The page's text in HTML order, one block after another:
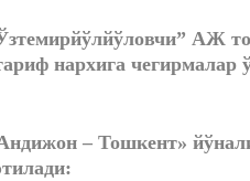
АЖ
нархига чегирмалар
– Тошкент»